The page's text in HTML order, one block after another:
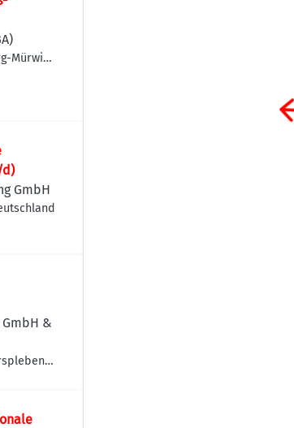
den IT-
Mürwik,
d)
GmbH
GmbH &